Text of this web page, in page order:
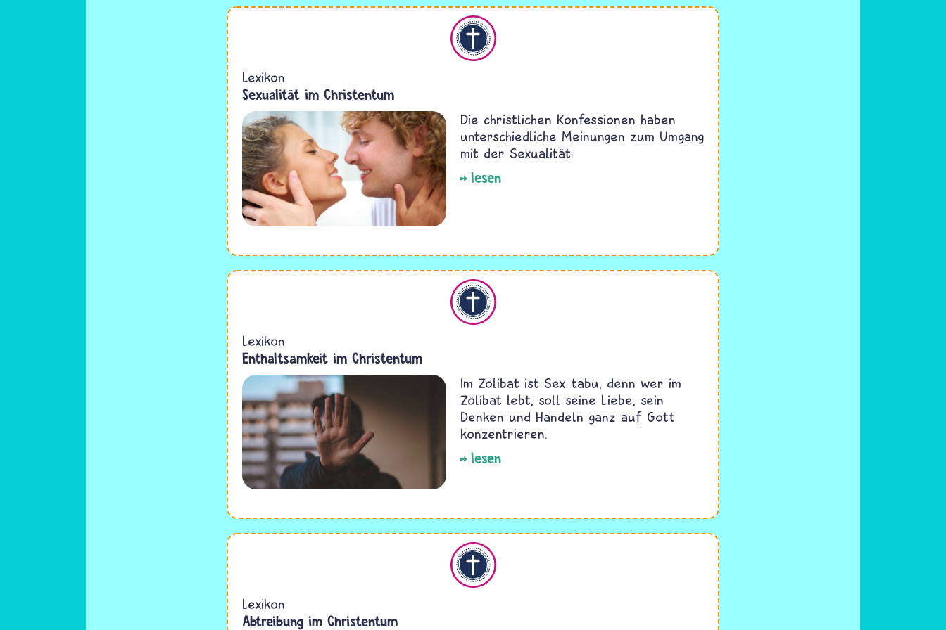
Lexikon
Sexualität im Christentum
Die christlichen Konfessionen haben
unterschiedliche Meinungen zum Umgang
mit der Sexualität.
lesen
Lexikon
Enthaltsamkeit im Christentum
Im Zölibat ist Sex tabu, denn wer im
Zölibat lebt, soll seine Liebe, sein
Denken und Handeln ganz auf Gott
konzentrieren.
lesen
Lexikon
Abtreibung im Christentum